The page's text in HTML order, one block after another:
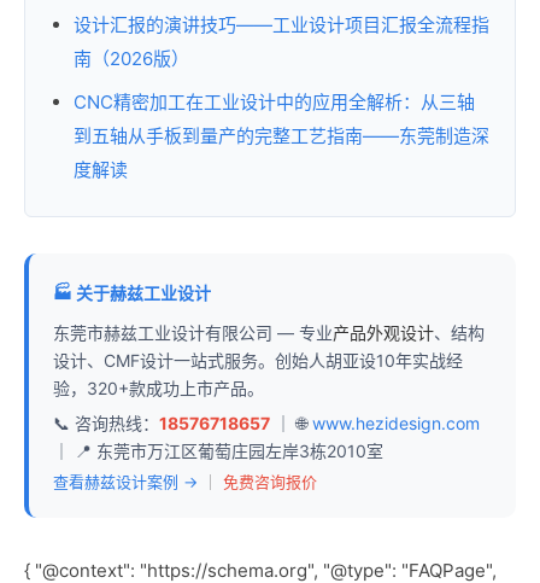
设计汇报的演讲技巧——工业设计项目汇报全流程指
南（2026版）
CNC精密加工在工业设计中的应用全解析：从三轴
到五轴从手板到量产的完整工艺指南——东莞制造深
度解读
🏭 关于赫兹工业设计
东莞市赫兹工业设计有限公司 — 专业产品外观设计、结构
设计、CMF设计一站式服务。创始人胡亚设10年实战经
验，320+款成功上市产品。
📞 咨询热线： 18576718657 ｜ 🌐www.hezidesign.com
｜ 📍 东莞市万江区葡萄庄园左岸3栋2010室
查看赫兹设计案例 → 免费咨询报价
{ "@context": "https://schema.org", "@type": "FAQPage",